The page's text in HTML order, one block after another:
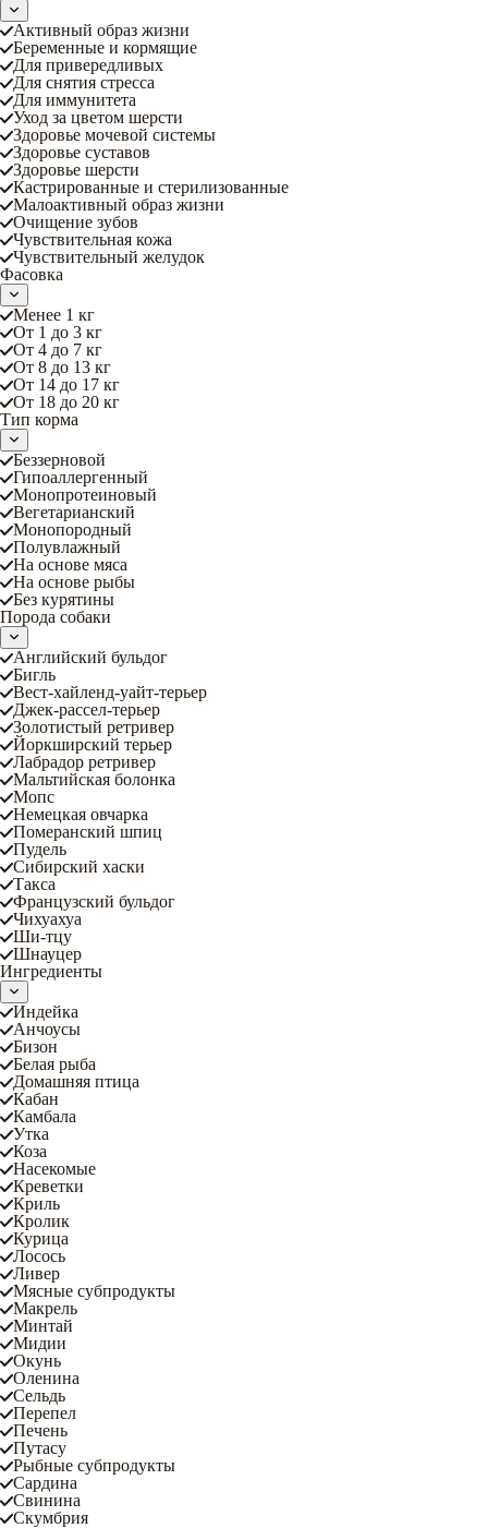
Активный образ жизни
Беременные и кормящие
Для привередливых
Для снятия стресса
Для иммунитета
Уход за цветом шерсти
Здоровье мочевой системы
Здоровье суставов
Здоровье шерсти
Кастрированные и стерилизованные
Малоактивный образ жизни
Очищение зубов
Чувствительная кожа
Чувствительный желудок
Фасовка
Менее 1 кг
От 1 до 3 кг
От 4 до 7 кг
От 8 до 13 кг
От 14 до 17 кг
От 18 до 20 кг
Тип корма
Беззерновой
Гипоаллергенный
Монопротеиновый
Вегетарианский
Монопородный
Полувлажный
На основе мяса
На основе рыбы
Без курятины
Порода собаки
Английский бульдог
Бигль
Вест-хайленд-уайт-терьер
Джек-рассел-терьер
Золотистый ретривер
Йоркширский терьер
Лабрадор ретривер
Мальтийская болонка
Мопс
Немецкая овчарка
Померанский шпиц
Пудель
Сибирский хаски
Такса
Французский бульдог
Чихуахуа
Ши-тцу
Шнауцер
Ингредиенты
Индейка
Анчоусы
Бизон
Белая рыба
Домашняя птица
Кабан
Камбала
Утка
Коза
Насекомые
Креветки
Криль
Кролик
Курица
Лосось
Ливер
Мясные субпродукты
Макрель
Минтай
Мидии
Окунь
Оленина
Сельдь
Перепел
Печень
Путасу
Рыбные субпродукты
Сардина
Свинина
Скумбрия